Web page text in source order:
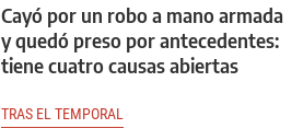
Cayó por un robo a mano armada
y quedó preso por antecedentes:
tiene cuatro causas abiertas
TRAS EL TEMPORAL